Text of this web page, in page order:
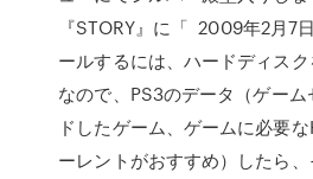
『STORY』に「 2009年2月7
ールするには、ハードディス
なので、PS3のデータ（ゲー
ドしたゲーム、ゲームに必要
ーレントがおすすめ）したら